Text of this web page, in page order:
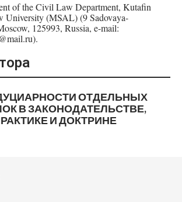
of the Civil Law Department, Kutafin
University (MSAL) (9 Sadovaya-
125993, Russia, e-mail:
ОТДЕЛЬНЫХ
В ЗАКОНОДАТЕЛЬСТВЕ,
И ДОКТРИНЕ